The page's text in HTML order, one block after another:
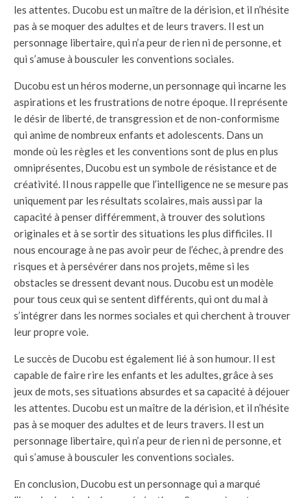
les attentes. Ducobu est un maître de la dérision, et il n’hésite
pas à se moquer des adultes et de leurs travers. Il est un
personnage libertaire, qui n’a peur de rien ni de personne, et
qui s’amuse à bousculer les conventions sociales.
Ducobu est un héros moderne, un personnage qui incarne les
aspirations et les frustrations de notre époque. Il représente
le désir de liberté, de transgression et de non-conformisme
qui anime de nombreux enfants et adolescents. Dans un
monde où les règles et les conventions sont de plus en plus
omniprésentes, Ducobu est un symbole de résistance et de
créativité. Il nous rappelle que l’intelligence ne se mesure pas
uniquement par les résultats scolaires, mais aussi par la
capacité à penser différemment, à trouver des solutions
originales et à se sortir des situations les plus difficiles. Il
nous encourage à ne pas avoir peur de l’échec, à prendre des
risques et à persévérer dans nos projets, même si les
obstacles se dressent devant nous. Ducobu est un modèle
pour tous ceux qui se sentent différents, qui ont du mal à
s’intégrer dans les normes sociales et qui cherchent à trouver
leur propre voie.
Le succès de Ducobu est également lié à son humour. Il est
capable de faire rire les enfants et les adultes, grâce à ses
jeux de mots, ses situations absurdes et sa capacité à déjouer
les attentes. Ducobu est un maître de la dérision, et il n’hésite
pas à se moquer des adultes et de leurs travers. Il est un
personnage libertaire, qui n’a peur de rien ni de personne, et
qui s’amuse à bousculer les conventions sociales.
En conclusion, Ducobu est un personnage qui a marqué